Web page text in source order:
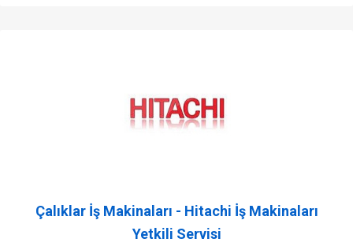
Çalıklar İş Makinaları - Hitachi İş Makinaları
Yetkili Servisi